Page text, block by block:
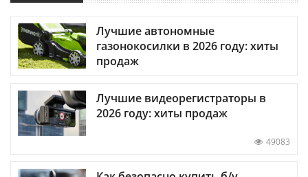
Лучшие автономные
газонокосилки в 2026 году: хиты
продаж
Лучшие видеорегистраторы в
2026 году: хиты продаж
49083